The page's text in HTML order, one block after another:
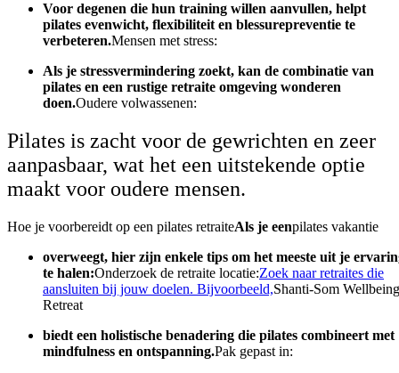
Voor degenen die hun training willen aanvullen, helpt
pilates evenwicht, flexibiliteit en blessurepreventie te
verbeteren.Mensen met stress:
Als je stressvermindering zoekt, kan de combinatie van
pilates en een rustige retraite omgeving wonderen
doen.Oudere volwassenen:
Pilates is zacht voor de gewrichten en zeer
aanpasbaar, wat het een uitstekende optie
maakt voor oudere mensen.
Hoe je voorbereidt op een pilates retraiteAls je eenpilates vakantie
overweegt, hier zijn enkele tips om het meeste uit je
te halen:Onderzoek de retraite locatie:Zoek naar retraites die
aansluiten bij jouw doelen. Bijvoorbeeld,Shanti-Som Wellbeing
Retreat
biedt een holistische benadering die pilates combineert met
mindfulness en ontspanning.Pak gepast in: